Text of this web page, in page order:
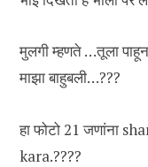
मुलगी म्हणते …तूला
माझा बाहुबली…???
हा फोटो 21 जणांना
kara.????